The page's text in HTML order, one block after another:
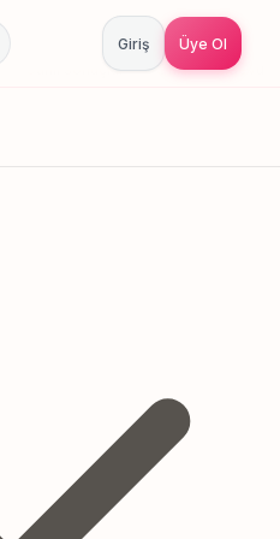
Giriş Üye Ol
Canlı sonuçlar Online randevu